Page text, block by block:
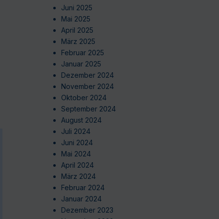
Juni 2025
Mai 2025
April 2025
März 2025
Februar 2025
Januar 2025
Dezember 2024
November 2024
Oktober 2024
September 2024
August 2024
Juli 2024
Juni 2024
Mai 2024
April 2024
März 2024
Februar 2024
Januar 2024
Dezember 2023